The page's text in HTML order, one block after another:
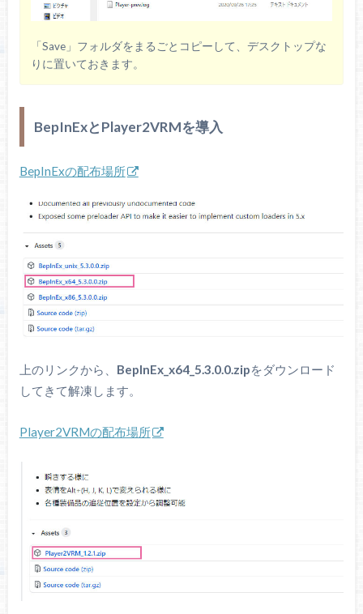
「Save」フォルダをまるごとコピーして、デスクトップな
りに置いておきます。
BepInExとPlayer2VRMを導入
BepInExの配布場所
上のリンクから、 BepInEx_x64_5.3.0.0.zipをダウンロード
してきて解凍します。
Player2VRMの配布場所